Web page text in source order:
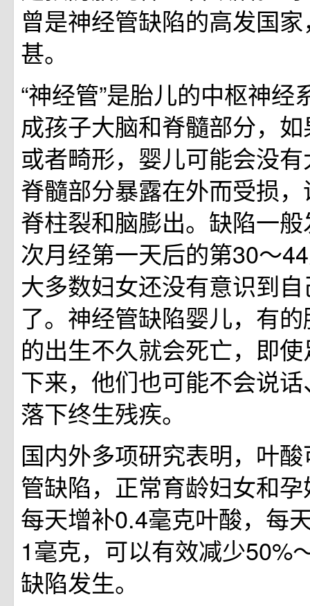
曾是神经管缺陷的高发国
甚。
“神经管”是胎儿的中枢神经
成孩子大脑和脊髓部分，
或者畸形，婴儿可能会没
脊髓部分暴露在外而受损
脊柱裂和脑膨出。缺陷一
次月经第一天后的第30～
大多数妇女还没有意识到
了。神经管缺陷婴儿，有
的出生不久就会死亡，即
下来，他们也可能不会说
落下终生残疾。
国内外多项研究表明，叶
管缺陷，正常育龄妇女和
每天增补0.4毫克叶酸，每
1毫克，可以有效减少50%
缺陷发生。